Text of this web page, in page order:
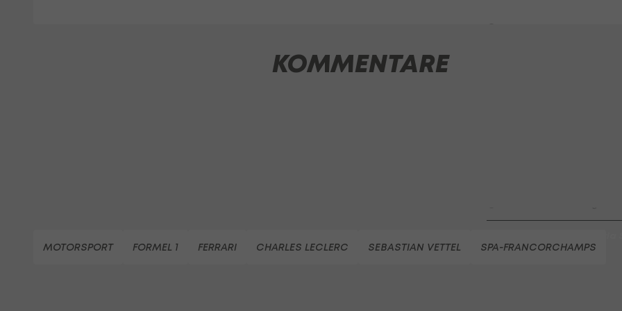
KOMMENTARE
MOTORSPORT FORMEL 1 FERRARI CHARLES LECLERC SEBASTIAN VETTEL SPA-FRANCORCHAMPS